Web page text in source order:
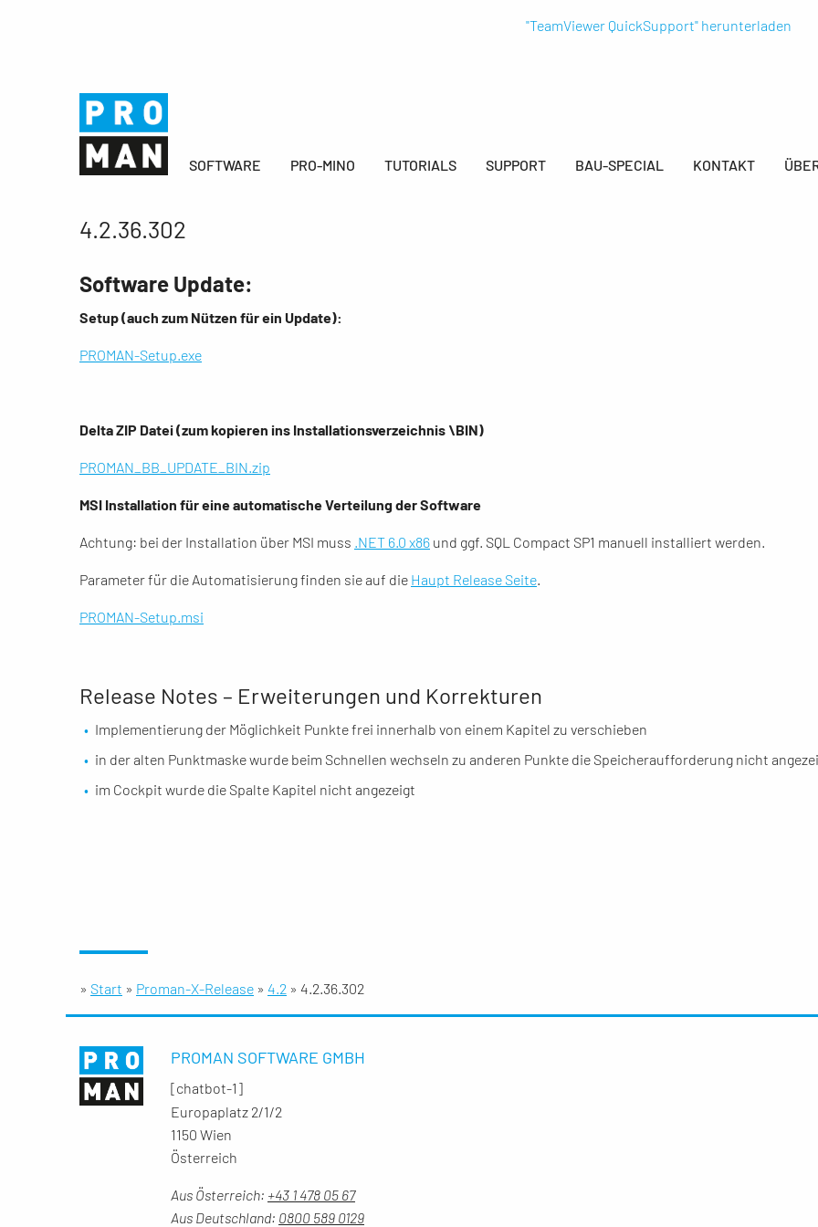
"TeamViewer QuickSupport" herunterladen
SOFTWARE PRO-MINO TUTORIALS SUPPORT BAU-SPECIAL KONTAKT
4.2.36.302
Software Update:
Setup (auch zum Nützen für ein Update):
PROMAN-Setup.exe
Delta ZIP Datei (zum kopieren ins Installationsverzeichnis \BIN)
PROMAN_BB_UPDATE_BIN.zip
MSI Installation für eine automatische Verteilung der Software
Achtung: bei der Installation über MSI muss .NET 6.0 x86 und ggf. SQL Compact SP1 manuell installiert werden.
Parameter für die Automatisierung finden sie auf die Haupt Release Seite.
PROMAN-Setup.msi
Release Notes – Erweiterungen und Korrekturen
Implementierung der Möglichkeit Punkte frei innerhalb von einem Kapitel zu verschieben
in der alten Punktmaske wurde beim Schnellen wechseln zu anderen Punkte die Speicheraufforderung nicht
im Cockpit wurde die Spalte Kapitel nicht angezeigt
» Start » Proman-X-Release » 4.2 » 4.2.36.302
PROMAN SOFTWARE GMBH
[chatbot-1]
Europaplatz 2/1/2
1150 Wien
Österreich
Aus Österreich: +43 1 478 05 67
Aus Deutschland: 0800 589 0129